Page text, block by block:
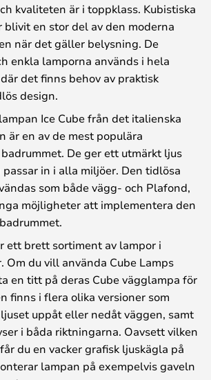
kvaliteten är i toppklass. Kubistiska
en stor del av den moderna
när det gäller belysning. De
enkla lamporna används i hela
det finns behov av praktisk
design.
Ice Cube från det italienska
är en av de mest populära
De ger ett utmärkt ljus
in i alla miljöer. Den tidlösa
som både vägg- och Plafond,
möjligheter att implementera den
ett brett sortiment av lampor i
Om du vill använda Cube Lamps
en titt på deras Cube vägglampa för
finns i flera olika versioner som
uppåt eller nedåt väggen, samt
i båda riktningarna. Oavsett vilken
du en vacker grafisk ljuskägla på
lampan på exempelvis gaveln